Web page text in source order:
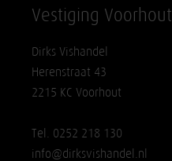
Vestiging Voorhout
Dirks Vishandel
Herenstraat 43
2215 KC Voorhout
Tel. 0252 218 130
info@dirksvishandel.nl